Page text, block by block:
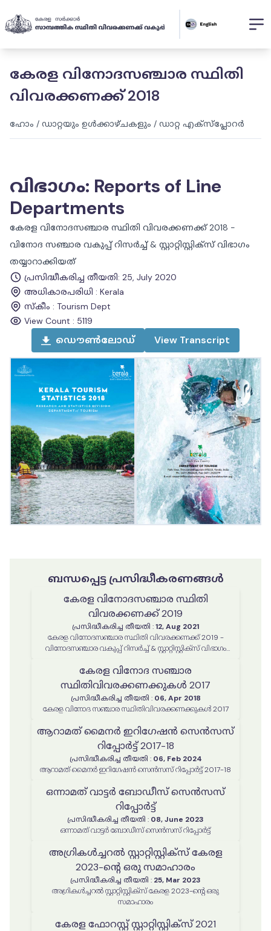
കേരള വിനോദസഞ്ചാര സ്ഥിതി
വിവരക്കണക്ക് 2018
ഹോം / ഡാറ്റയും ഉൾക്കാഴ്ചകളും / ഡാറ്റ എക്സ്പ്ലോറർ
വിഭാഗം: Reports of Line
Departments
കേരള വിനോദസഞ്ചാര സ്ഥിതി വിവരക്കണക്ക് 2018 -
വിനോദ സഞ്ചാര വകുപ്പ് റിസര്‍ച്ച് & സ്റ്റാറ്റിസ്റ്റിക്സ് വിഭാഗം
തയ്യാറാക്കിയത്
പ്രസിദ്ധീകരിച്ച തീയതി: 25, July 2020
അധികാരപരിധി : Kerala
സ്കീം : Tourism Dept
View Count : 5119
ഡൌൺലോഡ് View Transcript
ബന്ധപ്പെട്ട പ്രസിദ്ധീകരണങ്ങൾ
കേരള വിനോദസഞ്ചാര സ്ഥിതി
വിവരക്കണക്ക് 2019
പ്രസിദ്ധീകരിച്ച തീയതി :12, Aug 2021
കേരള വിനോദസഞ്ചാര സ്ഥിതി വിവരക്കണക്ക് 2019 -
വിനോദസഞ്ചാര വകുപ്പ് റിസര്‍ച്ച് & സ്റ്റാറ്റിസ്റ്റിക്സ് വിഭാഗം
കേരള വിനോദ സഞ്ചാര
സ്ഥിതിവിവരക്കണക്കുകൾ 2017
പ്രസിദ്ധീകരിച്ച തീയതി : 06, Apr 2018
കേരള വിനോദ സഞ്ചാര സ്ഥിതിവിവരക്കണക്കുകൾ 2017
ആറാമത് മൈനർ ഇറിഗേഷൻ സെൻസസ്
റിപ്പോർട്ട് 2017-18
പ്രസിദ്ധീകരിച്ച തീയതി : 06, Feb 2024
ആറാമത് മൈനർ ഇറിഗേഷൻ സെൻസസ് റിപ്പോർട്ട് 2017-18
ഒന്നാമത് വാട്ടർ ബോഡീസ് സെൻസസ്
റിപ്പോർട്ട്
പ്രസിദ്ധീകരിച്ച തീയതി : 08, June 2023
ഒന്നാമത് വാട്ടർ ബോഡീസ് സെൻസസ് റിപ്പോർട്ട്
അഗ്രികൾച്ചറൽ സ്റ്റാറ്റിസ്റ്റിക്സ് കേരള
2023-ൻ്റെ ഒരു സമാഹാരം
പ്രസിദ്ധീകരിച്ച തീയതി : 25, Mar 2023
അഗ്രികൾച്ചറൽ സ്റ്റാറ്റിസ്റ്റിക്സ് കേരള 2023-ൻ്റെ ഒരു
സമാഹാരം
കേരള ഫോറസ്റ്റ് സ്റ്റാറ്റിസ്റ്റിക്‌സ് 2021